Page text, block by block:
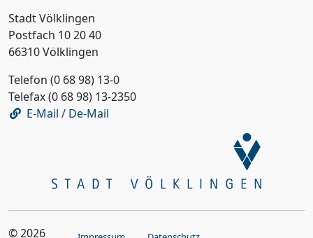
Stadt Völklingen
Postfach 10 20 40
66310 Völklingen
Telefon (0 68 98) 13-0
Telefax (0 68 98) 13-2350
E-Mail / De-Mail
© 2026